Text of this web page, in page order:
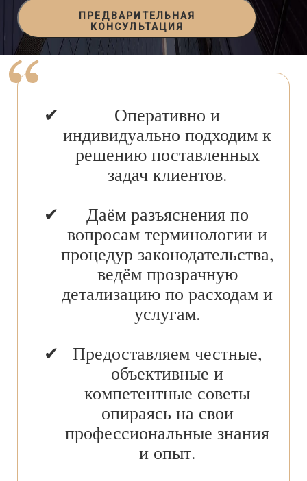
ПРЕДВАРИТЕЛЬНАЯ
КОНСУЛЬТАЦИЯ
Оперативно и
индивидуально подходим к
решению поставленных
задач клиентов.
Даём разъяснения по
вопросам терминологии и
процедур законодательства,
ведём прозрачную
детализацию по расходам и
услугам.
Предоставляем честные,
объективные и
компетентные советы
опираясь на свои
профессиональные знания
и опыт.